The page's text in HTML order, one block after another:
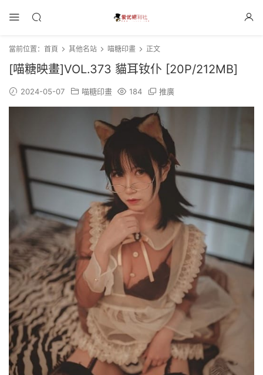
當前位置： 首頁 其他名站 喵糖印畫 正文
[喵糖映畫]VOL.373 貓耳钕仆 [20P/212MB]
2024-05-07 喵糖印畫 184 推廣